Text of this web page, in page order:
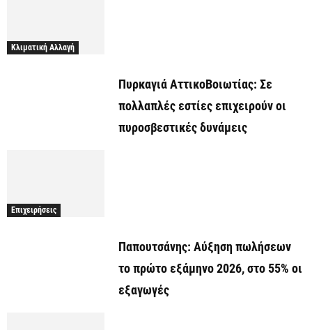
Κλιματική Αλλαγή
Πυρκαγιά ΑττικοΒοιωτίας: Σε
πολλαπλές εστίες επιχειρούν οι
πυροσβεστικές δυνάμεις
Επιχειρήσεις
Παπουτσάνης: Αύξηση πωλήσεων
το πρώτο εξάμηνο 2026, στο 55% οι
εξαγωγές